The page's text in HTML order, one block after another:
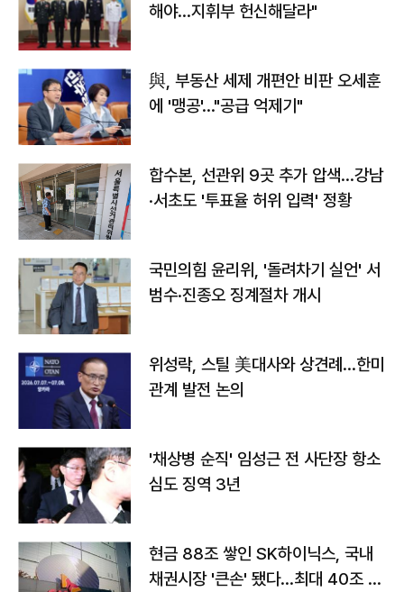
해야…지휘부 헌신해달라"
與, 부동산 세제 개편안 비판 오세훈
에 '맹공'…"공급 억제기"
합수본, 선관위 9곳 추가 압색…강남
·서초도 '투표율 허위 입력' 정황
국민의힘 윤리위, '돌려차기 실언' 서
범수·진종오 징계절차 개시
위성락, 스틸 美대사와 상견례…한미
관계 발전 논의
'채상병 순직' 임성근 전 사단장 항소
심도 징역 3년
현금 88조 쌓인 SK하이닉스, 국내
채권시장 '큰손' 됐다…최대 40조 투